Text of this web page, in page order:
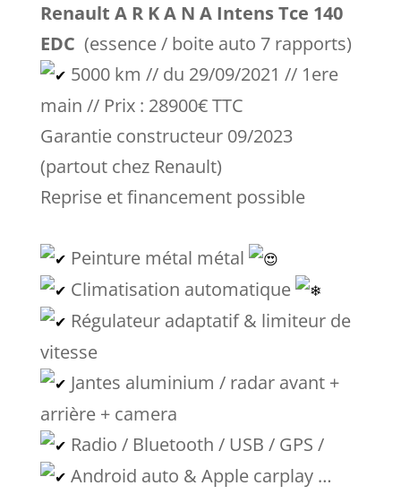
Renault A R K A N A Intens Tce 140
EDC (essence / boite auto 7 rapports)
5000 km // du 29/09/2021 // 1ere
main // Prix : 28900€ TTC
Garantie constructeur 09/2023
(partout chez Renault)
Reprise et financement possible
Peinture métal métal
Climatisation automatique
Régulateur adaptatif & limiteur de
vitesse
Jantes aluminium / radar avant +
arrière + camera
Radio / Bluetooth / USB / GPS /
Android auto & Apple carplay …